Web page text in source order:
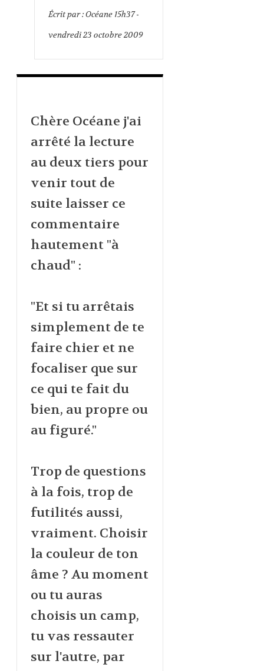
Écrit par :Océane 15h37-
vendredi 23 octobre 2009
Chère Océane j'ai
arrêté la lecture
au deux tiers pour
venir tout de
suite laisser ce
commentaire
hautement "à
chaud" :
"Et si tu arrêtais
simplement de te
faire chier et ne
focaliser que sur
ce qui te fait du
bien, au propre ou
au figuré."
Trop de questions
à la fois, trop de
futilités aussi,
vraiment. Choisir
la couleur de ton
âme ? Au moment
ou tu auras
choisis un camp,
tu vas ressauter
sur l'autre, par